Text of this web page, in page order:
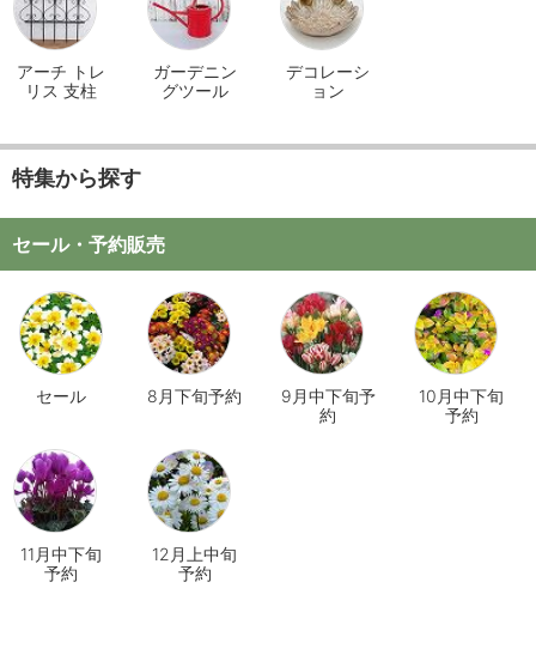
アーチ トレ
リス 支柱
ガーデニン
グツール
デコレーシ
ョン
特集から探す
セール・予約販売
セール 8月下旬予約
9月中下旬予
約
10月中下旬
予約
11月中下旬
予約
12月上中旬
予約